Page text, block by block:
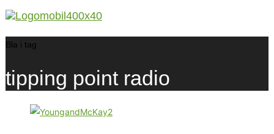
Bla i tag
tipping point radio